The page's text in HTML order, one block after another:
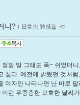
니? ｌ 日常의 雜感들
말 말 그래도 푹~ 쉬었더
싶다. 예전에 밝혔던 것처
여자만 나타나면 난 바로
런 우중충한 모호한 날씨